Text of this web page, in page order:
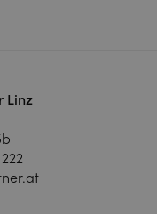
Linz